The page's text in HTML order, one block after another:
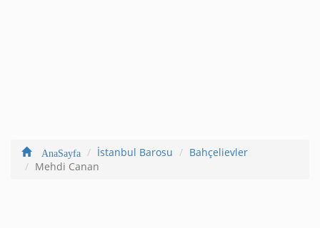
AnaSayfa İstanbul Barosu
Bahçelievler
Mehdi Canan